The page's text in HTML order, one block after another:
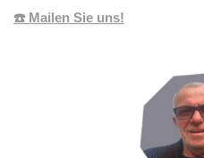
☎️ Mailen Sie uns!